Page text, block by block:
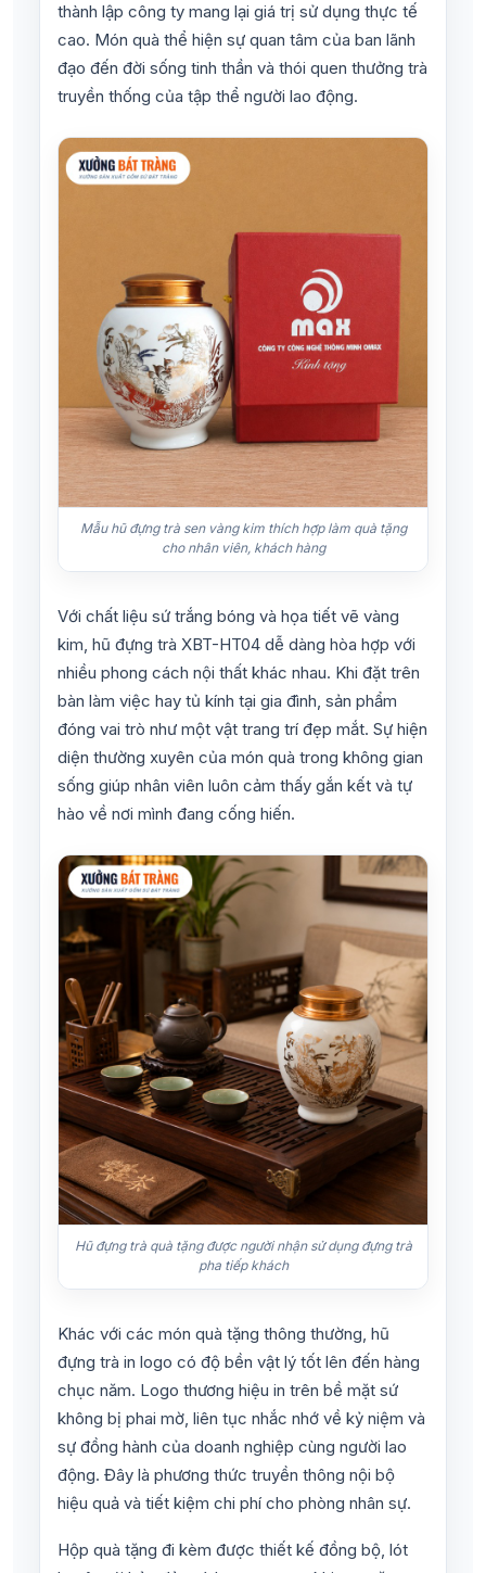
thành lập công ty mang lại giá trị sử dụng thực tế
cao. Món quà thể hiện sự quan tâm của ban lãnh
đạo đến đời sống tinh thần và thói quen thưởng trà
truyền thống của tập thể người lao động.
Mẫu hũ đựng trà sen vàng kim thích hợp làm quà tặng
cho nhân viên, khách hàng
Với chất liệu sứ trắng bóng và họa tiết vẽ vàng
kim, hũ đựng trà XBT-HT04 dễ dàng hòa hợp với
nhiều phong cách nội thất khác nhau. Khi đặt trên
bàn làm việc hay tủ kính tại gia đình, sản phẩm
đóng vai trò như một vật trang trí đẹp mắt. Sự hiện
diện thường xuyên của món quà trong không gian
sống giúp nhân viên luôn cảm thấy gắn kết và tự
hào về nơi mình đang cống hiến.
Hũ đựng trà quà tặng được người nhận sử dụng đựng trà
pha tiếp khách
Khác với các món quà tặng thông thường, hũ
đựng trà in logo có độ bền vật lý tốt lên đến hàng
chục năm. Logo thương hiệu in trên bề mặt sứ
không bị phai mờ, liên tục nhắc nhớ về kỷ niệm và
sự đồng hành của doanh nghiệp cùng người lao
động. Đây là phương thức truyền thông nội bộ
hiệu quả và tiết kiệm chi phí cho phòng nhân sự.
Hộp quà tặng đi kèm được thiết kế đồng bộ, lót